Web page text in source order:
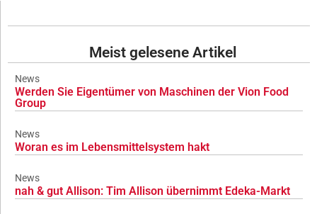
Meist gelesene Artikel
News
Werden Sie Eigentümer von Maschinen der Vion Food
Group
News
Woran es im Lebensmittelsystem hakt
News
nah & gut Allison: Tim Allison übernimmt Edeka-Markt